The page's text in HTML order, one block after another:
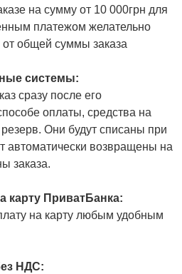
на сумму от 10 000грн для
платежом желательно
общей суммы заказа
системы:
сразу после его
оплаты, средства на
Они будут списаны при
автоматически возвращены на
заказа.
карту ПриватБанка:
на карту любым удобным
НДС: